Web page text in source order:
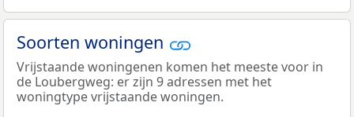
Soorten woningen
Vrijstaande woningenen komen het meeste voor in
de Loubergweg: er zijn 9 adressen met het
woningtype vrijstaande woningen.